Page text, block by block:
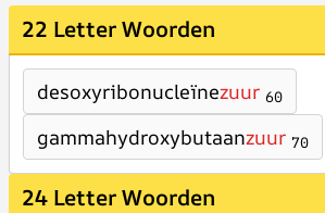
22 Letter Woorden
desoxyribonucleïnezuur 60
gammahydroxybutaanzuur 70
24 Letter Woorden